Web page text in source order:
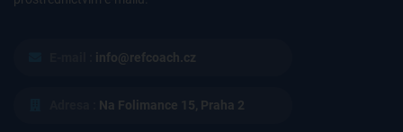
info@refcoach.cz
Na Folimance 15, Praha 2